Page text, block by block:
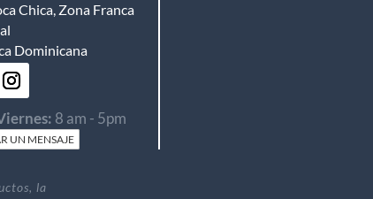
Chica, Zona Franca
Dominicana
8 am - 5pm
UN MENSAJE
la